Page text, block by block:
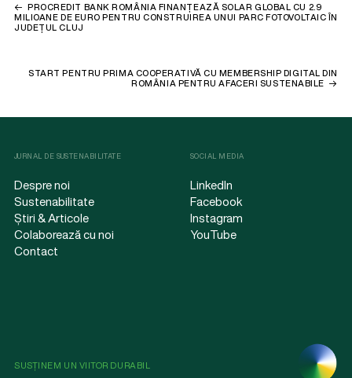
PROCREDIT BANK ROMÂNIA FINANȚEAZĂ SOLAR GLOBAL CU 2.9
MILIOANE DE EURO PENTRU CONSTRUIREA UNUI PARC FOTOVOLTAIC ÎN
JUDEȚUL CLUJ
START PENTRU PRIMA COOPERATIVĂ CU MEMBERSHIP DIGITAL DIN
ROMÂNIA PENTRU AFACERI SUSTENABILE
JURNAL DE SUSTENABILITATE
Despre noi
Sustenabilitate
Știri & Articole
Colaborează cu noi
Contact
SOCIAL MEDIA
LinkedIn
Facebook
Instagram
YouTube
SUSȚINEM UN VIITOR DURABIL